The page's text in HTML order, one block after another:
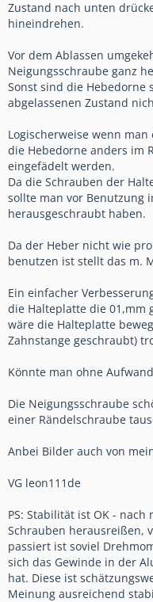
Zustand nach unten
hineindrehen.
Vor dem Ablassen
Neigungsschraube ganz
Sonst sind die Hebedorne
abgelassenen Zustand
Logischerweise wenn
die Hebedorne anders im
eingefädelt werden.
Da die Schrauben der
sollte man vor Benutzung
herausgeschraubt haben.
Da der Heber nicht wie
benutzen ist stellt das m.
Ein einfacher
die Halteplatte die 01,mm
wäre die Halteplatte
Zahnstange geschraubt)
Könnte man ohne
Die Neigungsschraube
einer Rändelschraube
Anbei Bilder auch von
VG leon111de
PS: Stabilität ist OK -
Schrauben herausreißen,
passiert ist soviel
sich das Gewinde in der
hat. Diese ist
Meinung ausreichend